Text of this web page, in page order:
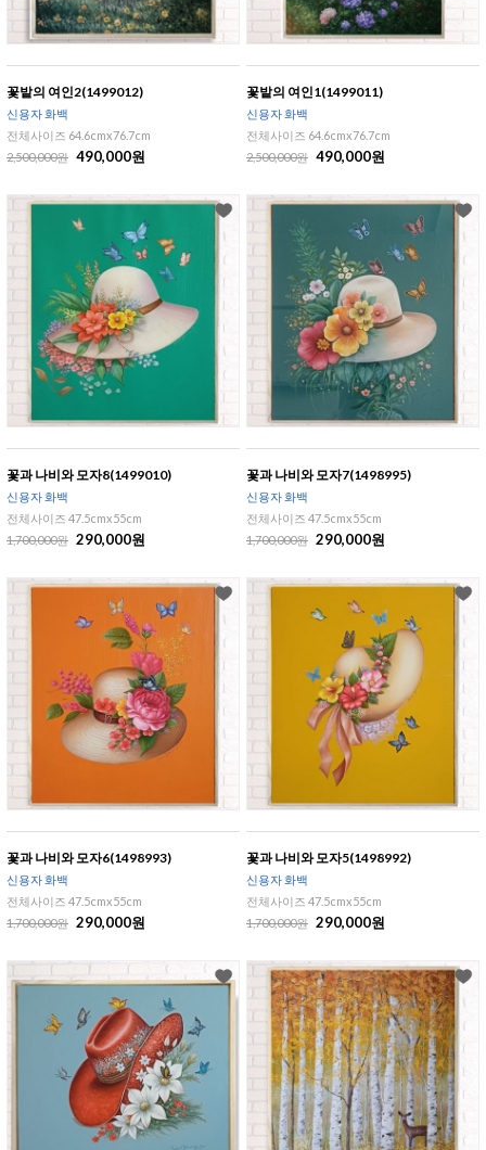
꽃밭의 여인2(1499012)
신용자 화백
전체사이즈 64.6cmx76.7cm
2,500,000원 490,000원
꽃밭의 여인1(1499011)
신용자 화백
전체사이즈 64.6cmx76.7cm
2,500,000원 490,000원
꽃과 나비와 모자8(1499010)
신용자 화백
전체사이즈 47.5cmx55cm
1,700,000원 290,000원
꽃과 나비와 모자7(1498995)
신용자 화백
전체사이즈 47.5cmx55cm
1,700,000원 290,000원
꽃과 나비와 모자6(1498993)
신용자 화백
전체사이즈 47.5cmx55cm
1,700,000원 290,000원
꽃과 나비와 모자5(1498992)
신용자 화백
전체사이즈 47.5cmx55cm
1,700,000원 290,000원